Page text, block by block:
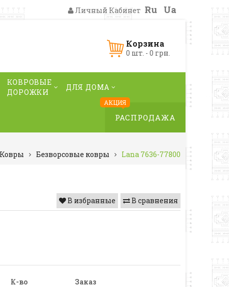
Личный Кабинет Ru Ua
Корзина
0 шт. - 0 грн.
КОВРОВЫЕ
ДОРОЖКИ
ДЛЯ ДОМА
АКЦИЯ
РАСПРОДАЖА
Ковры Безворсовые ковры Lana 7636-77800
В сравнения
В избранные
К-во Заказ